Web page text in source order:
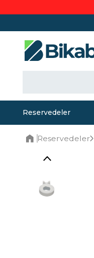
Reservedeler
Reservedeler